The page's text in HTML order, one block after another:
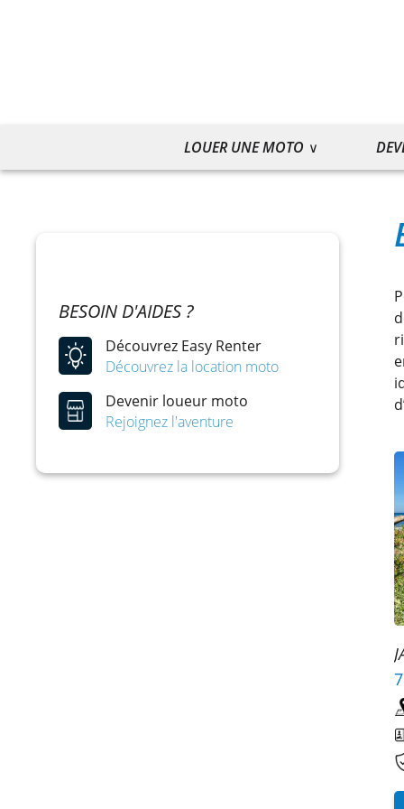
LOUER UNE MOTO
BESOIN D'AIDES ?
Découvrez Easy Renter
Découvrez la location moto
Devenir loueur moto
Rejoignez l'aventure